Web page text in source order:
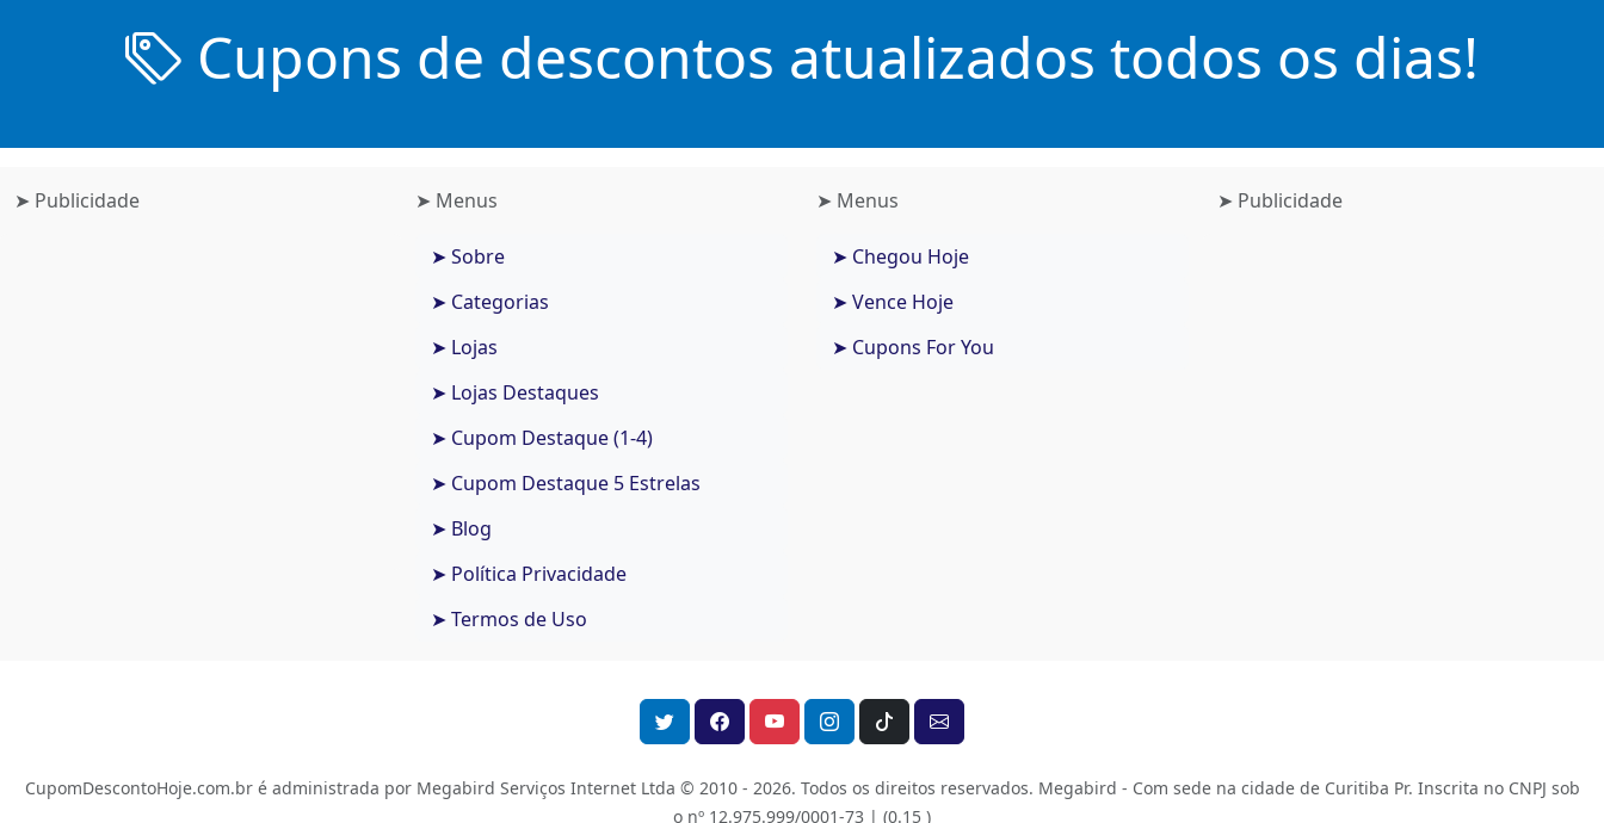
Cupons de descontos atualizados todos os dias!
➤ Publicidade ➤ Menus
➤ Sobre
➤ Categorias
➤ Lojas
➤ Lojas Destaques
➤ Cupom Destaque (1-4)
➤ Cupom Destaque 5 Estrelas
➤ Blog
➤ Política Privacidade
➤ Termos de Uso
➤ Menus
➤ Chegou Hoje
➤ Vence Hoje
➤ Cupons For You
➤ Publicidade
CupomDescontoHoje.com.br é administrada por Megabird Serviços Internet Ltda © 2010 - 2026. Todos os direitos reservados. Megabird - Com sede na cidade de Curitiba Pr. Inscrita no CNPJ sob
o nº 12.975.999/0001-73 | (0.15 )